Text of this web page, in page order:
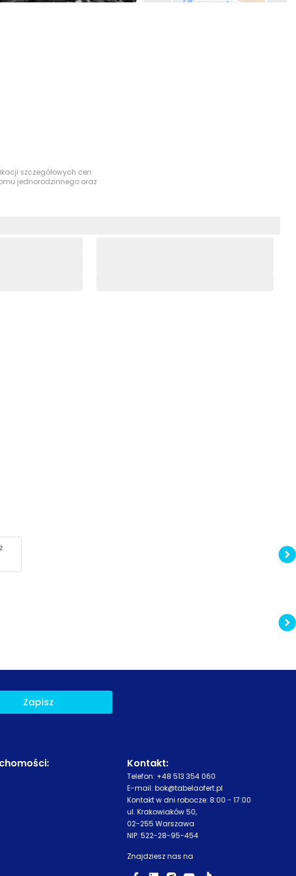
szczegółowych cen
jednorodzinnego oraz
Zapisz
: Kontakt:
Telefon: +48 513 354 060
E-mail: bok@tabelaofert.pl
Kontakt w dni robocze: 8:00 - 17:00
ul. Krakowiaków 50,
02-255 Warszawa
NIP: 522-28-95-454
Znajdziesz nas na